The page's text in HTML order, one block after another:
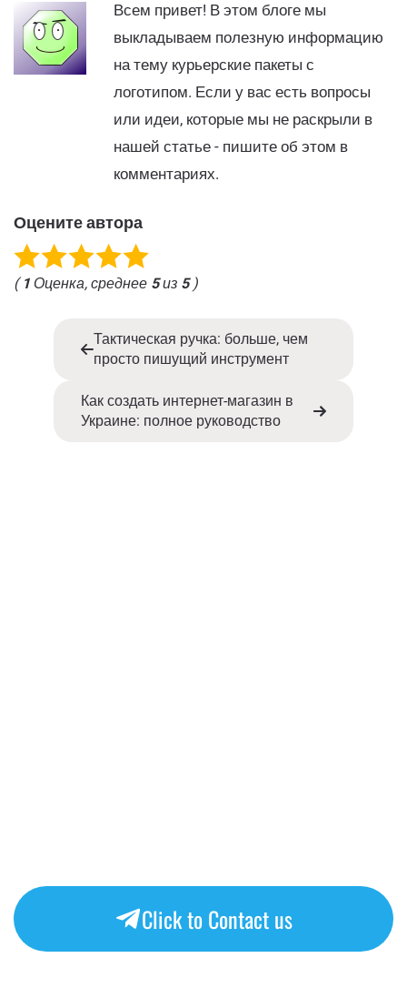
Всем привет! В этом блоге мы
выкладываем полезную информацию
на тему курьерские пакеты с
логотипом. Если у вас есть вопросы
или идеи, которые мы не раскрыли в
нашей статье - пишите об этом в
комментариях.
Оцените автора
( 1 Оценка, среднее 5из 5)
Тактическая ручка: больше, чем
просто пишущий инструмент
Как создать интернет-магазин в
Украине: полное руководство
Click to Contact us